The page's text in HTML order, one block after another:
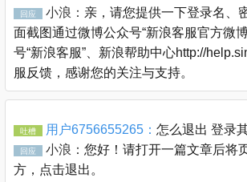
回应 小浪： 亲，请您提供一下登录名、
面截图通过微博公众号“新浪客服官方微
号“新浪客服”、新浪帮助中心http://
服反馈，感谢您的关注与支持。
吐槽 用户6756655265： 怎么退出 登录
回应 小浪： 您好！请打开一篇文章后将
方，点击退出。